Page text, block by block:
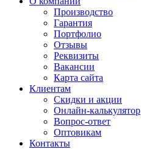
Производство
Гарантия
Портфолио
Отзывы
Реквизиты
Вакансии
Карта сайта
Клиентам
Скидки и акции
Онлайн-калькулятор
Вопрос-ответ
Оптовикам
Контакты